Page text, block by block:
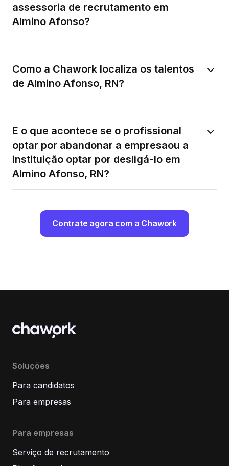
assessoria de recrutamento em
Almino Afonso?
Como a Chawork localiza os talentos
de Almino Afonso, RN?
E o que acontece se o profissional
optar por abandonar a empresaou a
instituição optar por desligá-lo em
Almino Afonso, RN?
Contrate agora com a Chawork
Soluções
Para candidatos
Para empresas
Para empresas
Serviço de recrutamento